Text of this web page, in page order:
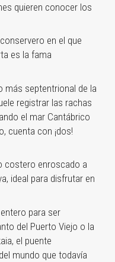
quieren conocer los
en el que
es la fama
más septentrional de la
registrar las rachas
el mar Cantábrico
cuenta con ¡dos!
costero enroscado a
ideal para disfrutar en
entero para ser
del Puerto Viejo o la
el puente
mundo que todavía